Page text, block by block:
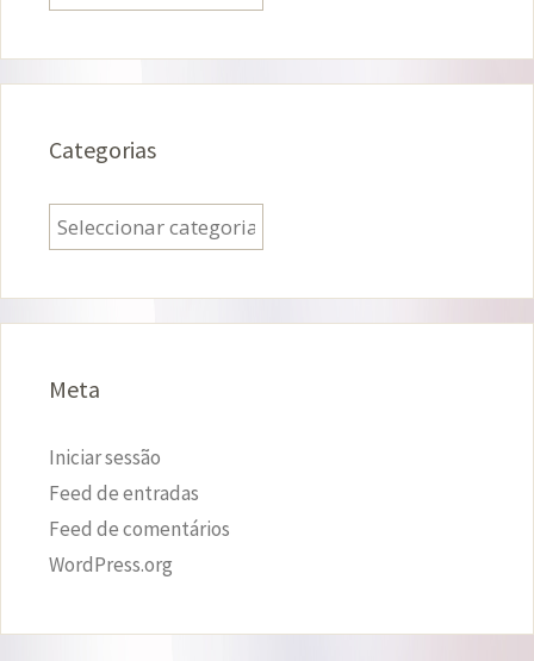
Categorias
Categorias
Meta
Iniciar sessão
Feed de entradas
Feed de comentários
WordPress.org